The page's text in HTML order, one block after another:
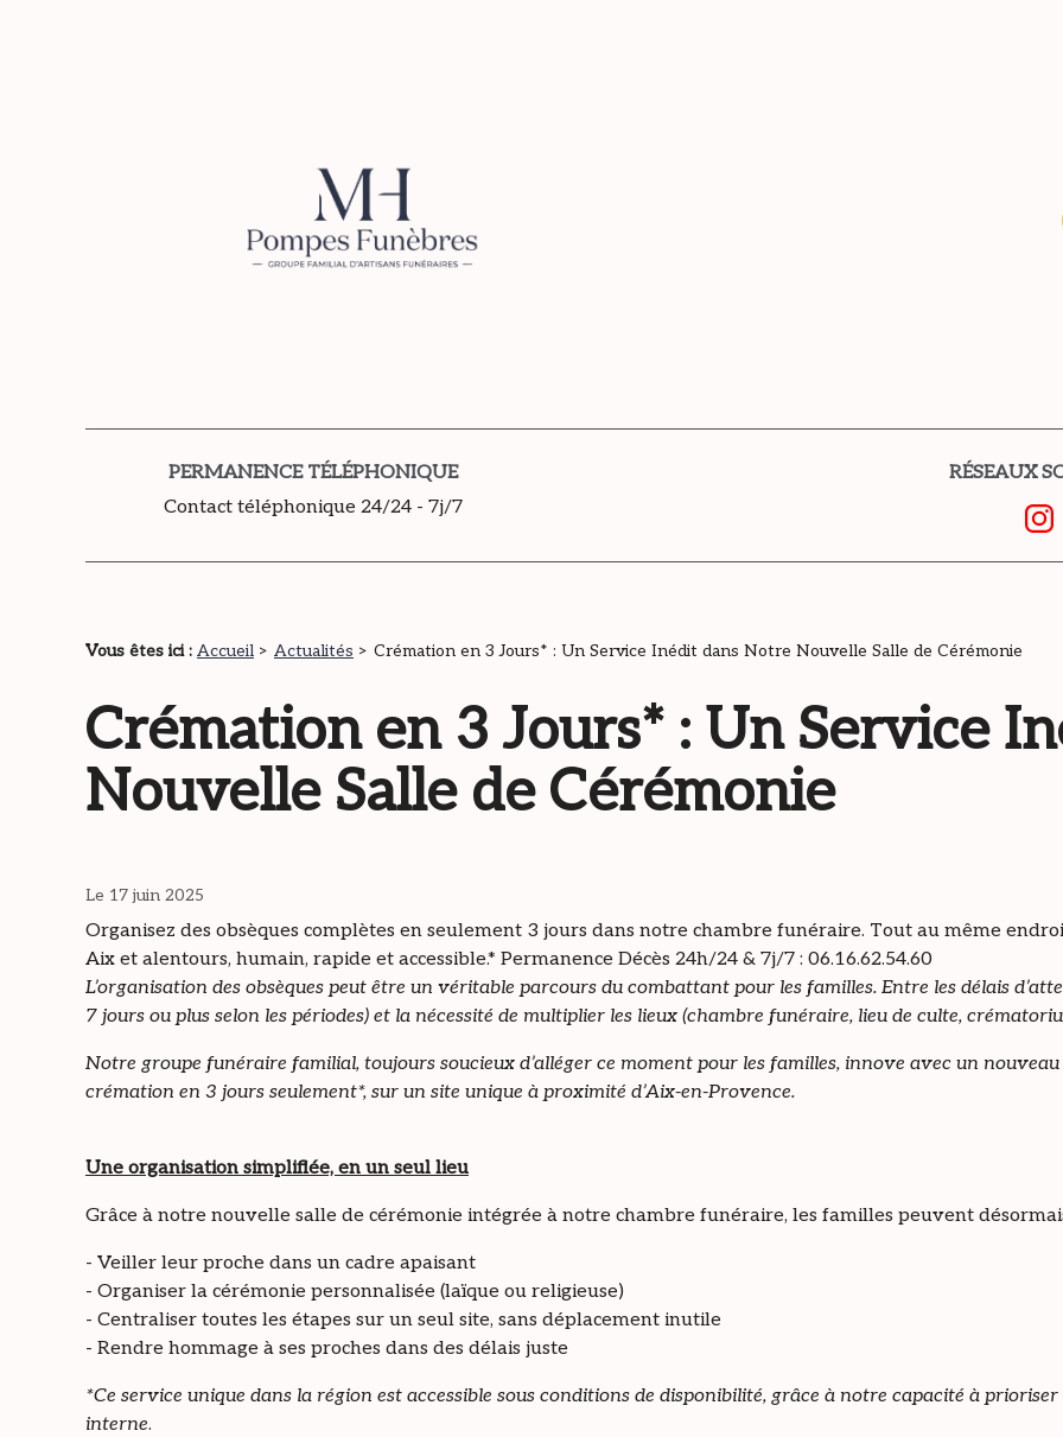
PERMANENCE TÉLÉPHONIQUE
Contact téléphonique 24/24 - 7j/7
RÉSEAUX
Vous êtes ici : Accueil > Actualités > Crémation en 3 Jours* : Un Service Inédit dans Notre Nouvelle Salle de Cérémonie
Crémation en 3 Jours* : Un Service
Nouvelle Salle de Cérémonie
Le 17 juin 2025
Organisez des obsèques complètes en seulement 3 jours dans notre chambre funéraire. Tout au même
Aix et alentours, humain, rapide et accessible.* Permanence Décès 24h/24 & 7j/7 : 06.16.62.54.60
L’organisation des obsèques peut être un véritable parcours du combattant pour les familles. Entre les délais
7 jours ou plus selon les périodes) et la nécessité de multiplier les lieux (chambre funéraire, lieu de culte,
Notre groupe funéraire familial, toujours soucieux d’alléger ce moment pour les familles, innove avec un
crémation en 3 jours seulement*, sur un site unique à proximité d’Aix-en-Provence.
Une organisation simplifiée, en un seul lieu
Grâce à notre nouvelle salle de cérémonie intégrée à notre chambre funéraire, les familles peuvent
- Veiller leur proche dans un cadre apaisant
- Organiser la cérémonie personnalisée (laïque ou religieuse)
- Centraliser toutes les étapes sur un seul site, sans déplacement inutile
- Rendre hommage à ses proches dans des délais juste
*Ce service unique dans la région est accessible sous conditions de disponibilité, grâce à notre capacité à
interne.